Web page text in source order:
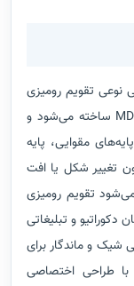
نوعی تقویم رومیزی
خاص و تبلیغاتی است که پایه آن از چوب یا MDF ساخته می‌شود و
مقوایی، پایه
تغییر شکل یا افت
تقویم رومیزی
دکوراتیو و تبلیغاتی
شیک و ماندگار برای
طراحی اختصاصی